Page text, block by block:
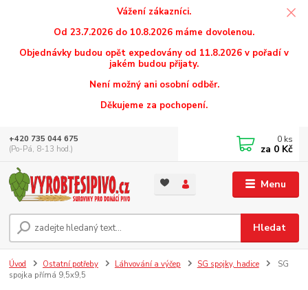
Vážení zákazníci.
Od 23.7.2026 do 10.8.2026 máme dovolenou.
Objednávky budou opět expedovány od 11.8.2026 v pořadí v
jakém budou přijaty.
Není možný ani osobní odběr.
Děkujeme za pochopení.
Menu
Hledat
+420 735 044 675
(Po-Pá, 8-13 hod.)
0 ks
za 0 Kč
Úvod Ostatní potřeby Láhvování a výčep SG spojky, hadice
SG
spojka přímá 9,5x9,5